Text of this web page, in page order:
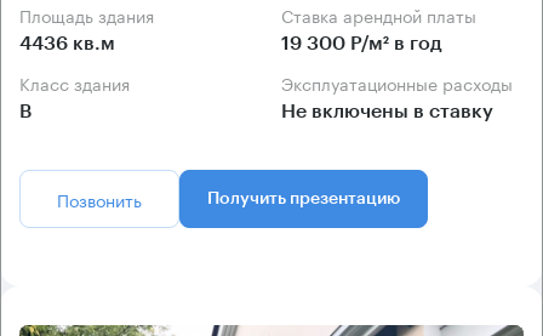
Площадь здания
4436 кв.м
Ставка арендной платы
19 300 Р/м² в год
Класс здания
B
Эксплуатационные расходы
Не включены в ставку
Позвонить Получить презентацию